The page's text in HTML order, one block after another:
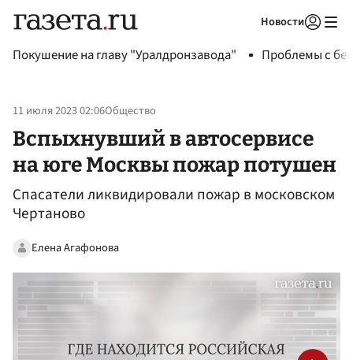
Новости
Покушение на главу "Уралдронзавода" Проблемы с
11 июля 2023 02:06Общество
Вспыхнувший в автосервисе
на юге Москвы пожар потушен
Спасатели ликвидировали пожар в московском
Чертаново
Елена Агафонова